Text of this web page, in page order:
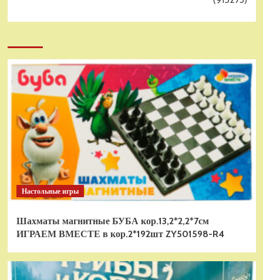
Настольные игры
Шахматы магнитные БУБА кор.13,2*2,2*7см
ИГРАЕМ ВМЕСТЕ в кор.2*192шт ZY501598-R4